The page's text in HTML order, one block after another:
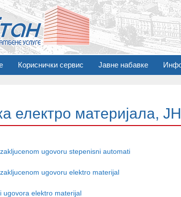
Кориснички сервис Јавне набавке
електро материјала,
ugovoru stepenisni automati
ugovoru elektro materijal
ugovora elektro materijal